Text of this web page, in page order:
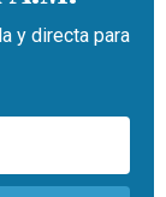
y directa para